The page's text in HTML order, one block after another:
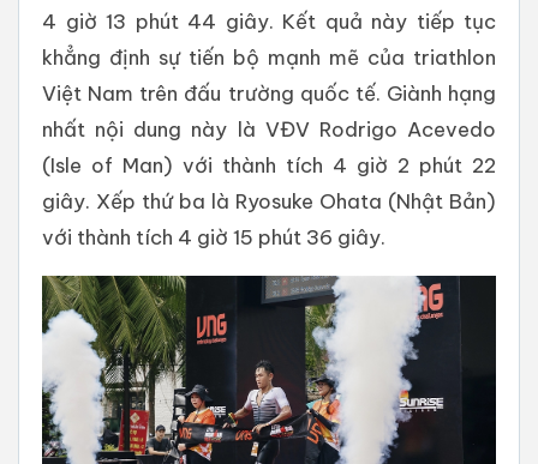
4 giờ 13 phút 44 giây. Kết quả này tiếp tục
khẳng định sự tiến bộ mạnh mẽ của triathlon
Việt Nam trên đấu trường quốc tế. Giành hạng
nhất nội dung này là VĐV Rodrigo Acevedo
(Isle of Man) với thành tích 4 giờ 2 phút 22
giây. Xếp thứ ba là Ryosuke Ohata (Nhật Bản)
với thành tích 4 giờ 15 phút 36 giây.